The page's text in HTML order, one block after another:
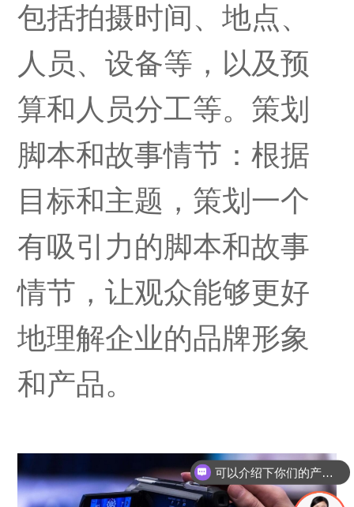
关于我们
新闻中心
联系我们
包括拍摄时间、地点、
人员、设备等，以及预
算和人员分工等。策划
脚本和故事情节：根据
目标和主题，策划一个
有吸引力的脚本和故事
情节，让观众能够更好
地理解企业的品牌形象
和产品。
可以介绍下你们的产品么